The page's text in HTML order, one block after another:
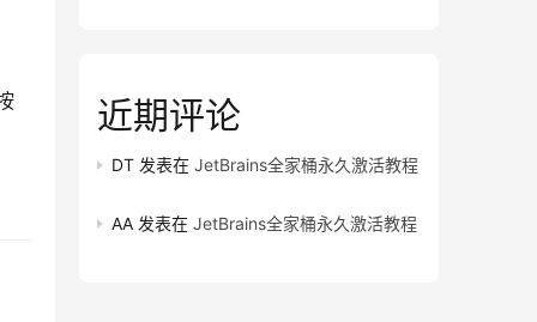
近期评论
DT 发表在 JetBrains全家桶永久激活教程
AA 发表在 JetBrains全家桶永久激活教程